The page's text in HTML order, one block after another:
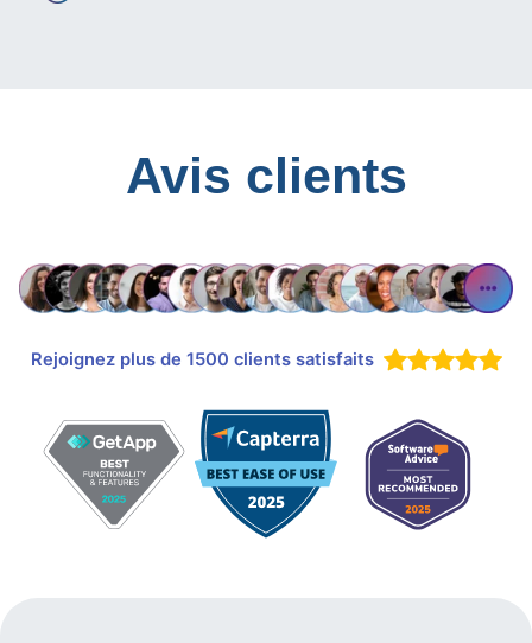
Avis clients
Rejoignez plus de 1500 clients satisfaits